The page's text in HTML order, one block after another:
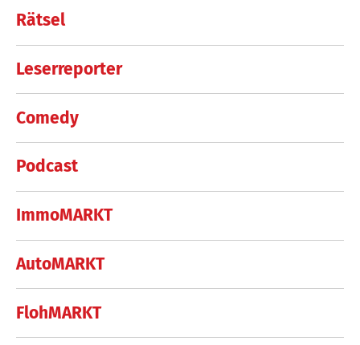
Rätsel
Leserreporter
Comedy
Podcast
ImmoMARKT
AutoMARKT
FlohMARKT